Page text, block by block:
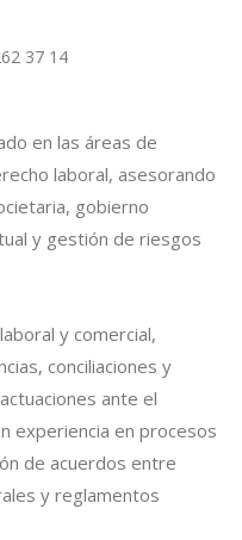
37 14
en las áreas de
laboral, asesorando
gobierno
y gestión de riesgos
y comercial,
conciliaciones y
ante el
experiencia en procesos
de acuerdos entre
y reglamentos